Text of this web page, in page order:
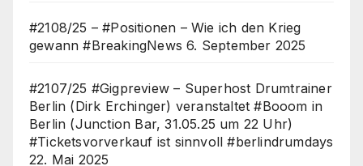
#2108/25 – #Positionen – Wie ich den Krieg
gewann #BreakingNews 6. September 2025
#2107/25 #Gigpreview – Superhost Drumtrainer
Berlin (Dirk Erchinger) veranstaltet #Booom in
Berlin (Junction Bar, 31.05.25 um 22 Uhr)
#Ticketsvorverkauf ist sinnvoll #berlindrumdays
22. Mai 2025